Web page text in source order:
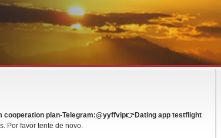
cooperation plan-Telegram:@yyffvip👉Dating app testflight
Por favor tente de novo.